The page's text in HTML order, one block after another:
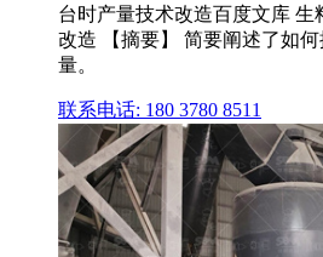
台时产量技术改造百度文库
改造 【摘要】 简要阐述了如
量。
联系电话: 180 3780 8511